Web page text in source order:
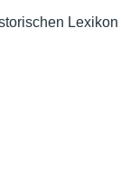
Lexikon